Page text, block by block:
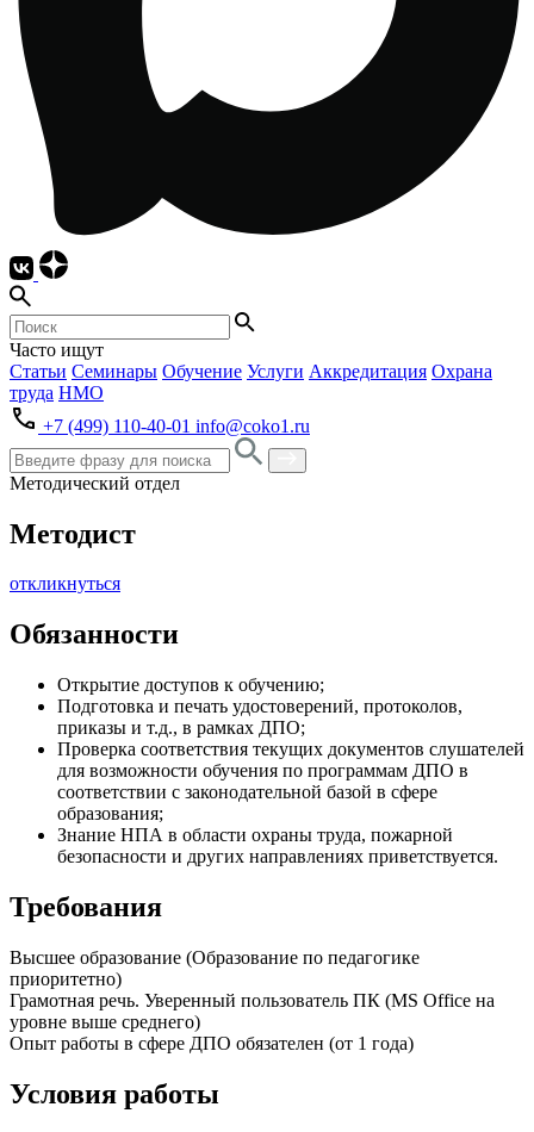
Часто ищут
Статьи Семинары Обучение Услуги Аккредитация Охрана
труда НМО
+7 (499) 110-40-01 info@coko1.ru
Методический отдел
Методист
откликнуться
Обязанности
Открытие доступов к обучению;
Подготовка и печать удостоверений, протоколов,
приказы и т.д., в рамках ДПО;
Проверка соответствия текущих документов слушателей
для возможности обучения по программам ДПО в
соответствии с законодательной базой в сфере
образования;
Знание НПА в области охраны труда, пожарной
безопасности и других направлениях приветствуется.
Требования
Высшее образование (Образование по педагогике
приоритетно)
Грамотная речь. Уверенный пользователь ПК (MS Office на
уровне выше среднего)
Опыт работы в сфере ДПО обязателен (от 1 года)
Условия работы